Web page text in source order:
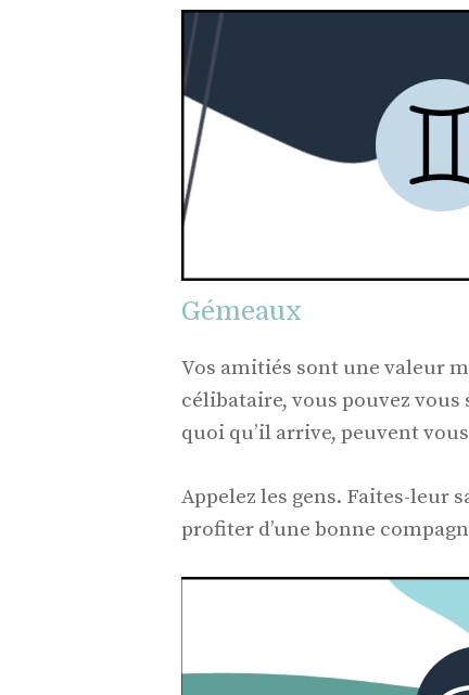
Gémeaux
Vos amitiés sont une valeur
célibataire, vous pouvez
quoi qu’il arrive, peuvent
Appelez les gens. Faites-leur
profiter d’une bonne